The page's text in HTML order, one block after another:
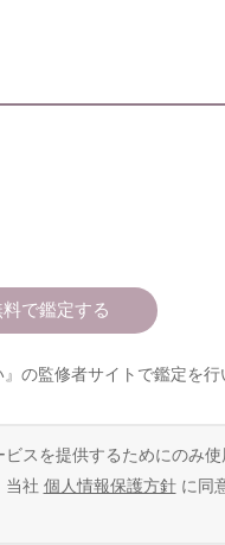
の監修者サイトで鑑定を行
スを提供するためにのみ使
当社 個人情報保護方針に同